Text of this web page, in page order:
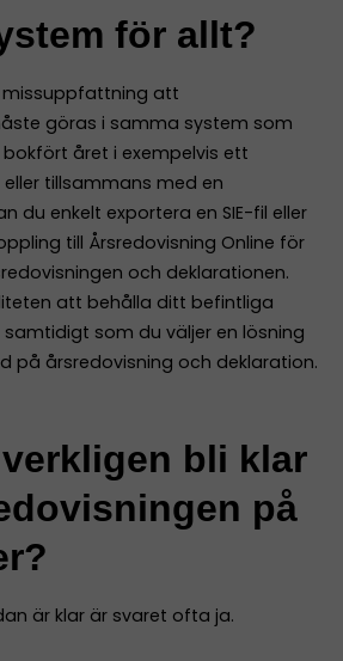
för allt?
missuppfattning att
göras i samma system som
året i exempelvis ett
tillsammans med en
du enkelt exportera en SIE-fil eller
till Årsredovisning Online för
och deklarationen.
att behålla ditt befintliga
som du väljer en lösning
på årsredovisning och deklaration.
bli klar
på
är klar är svaret ofta ja.